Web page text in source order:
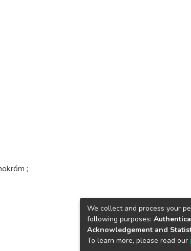
;
We collect and process your
following purposes:
Acknowledgement and
To learn more, please read our